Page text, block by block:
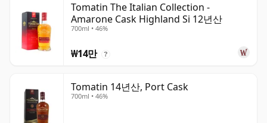
Tomatin The Italian Collection -
Amarone Cask Highland Si 12년산
700ml • 46%
₩14만 ?
Tomatin 14년산, Port Cask
700ml • 46%